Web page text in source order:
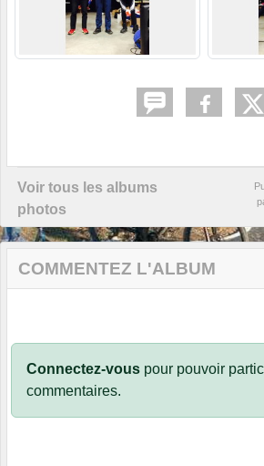
Voir tous les albums
photos
COMMENTEZ L'ALBUM
Connectez-vous pour pouvoir
commentaires.